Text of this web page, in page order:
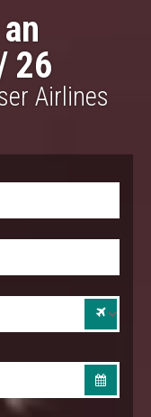
26
Airlines